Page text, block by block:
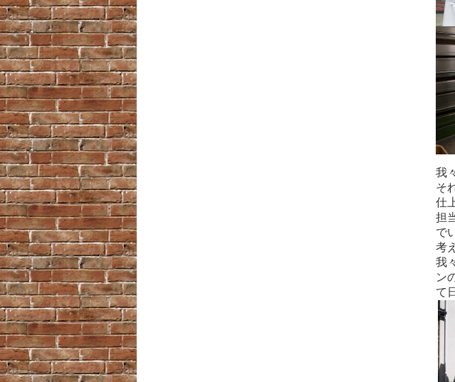
我
そ
仕
担
で
考
我
ン
て